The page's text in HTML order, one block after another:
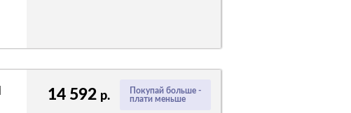
Покупай больше -
плати меньше
14 592 р.